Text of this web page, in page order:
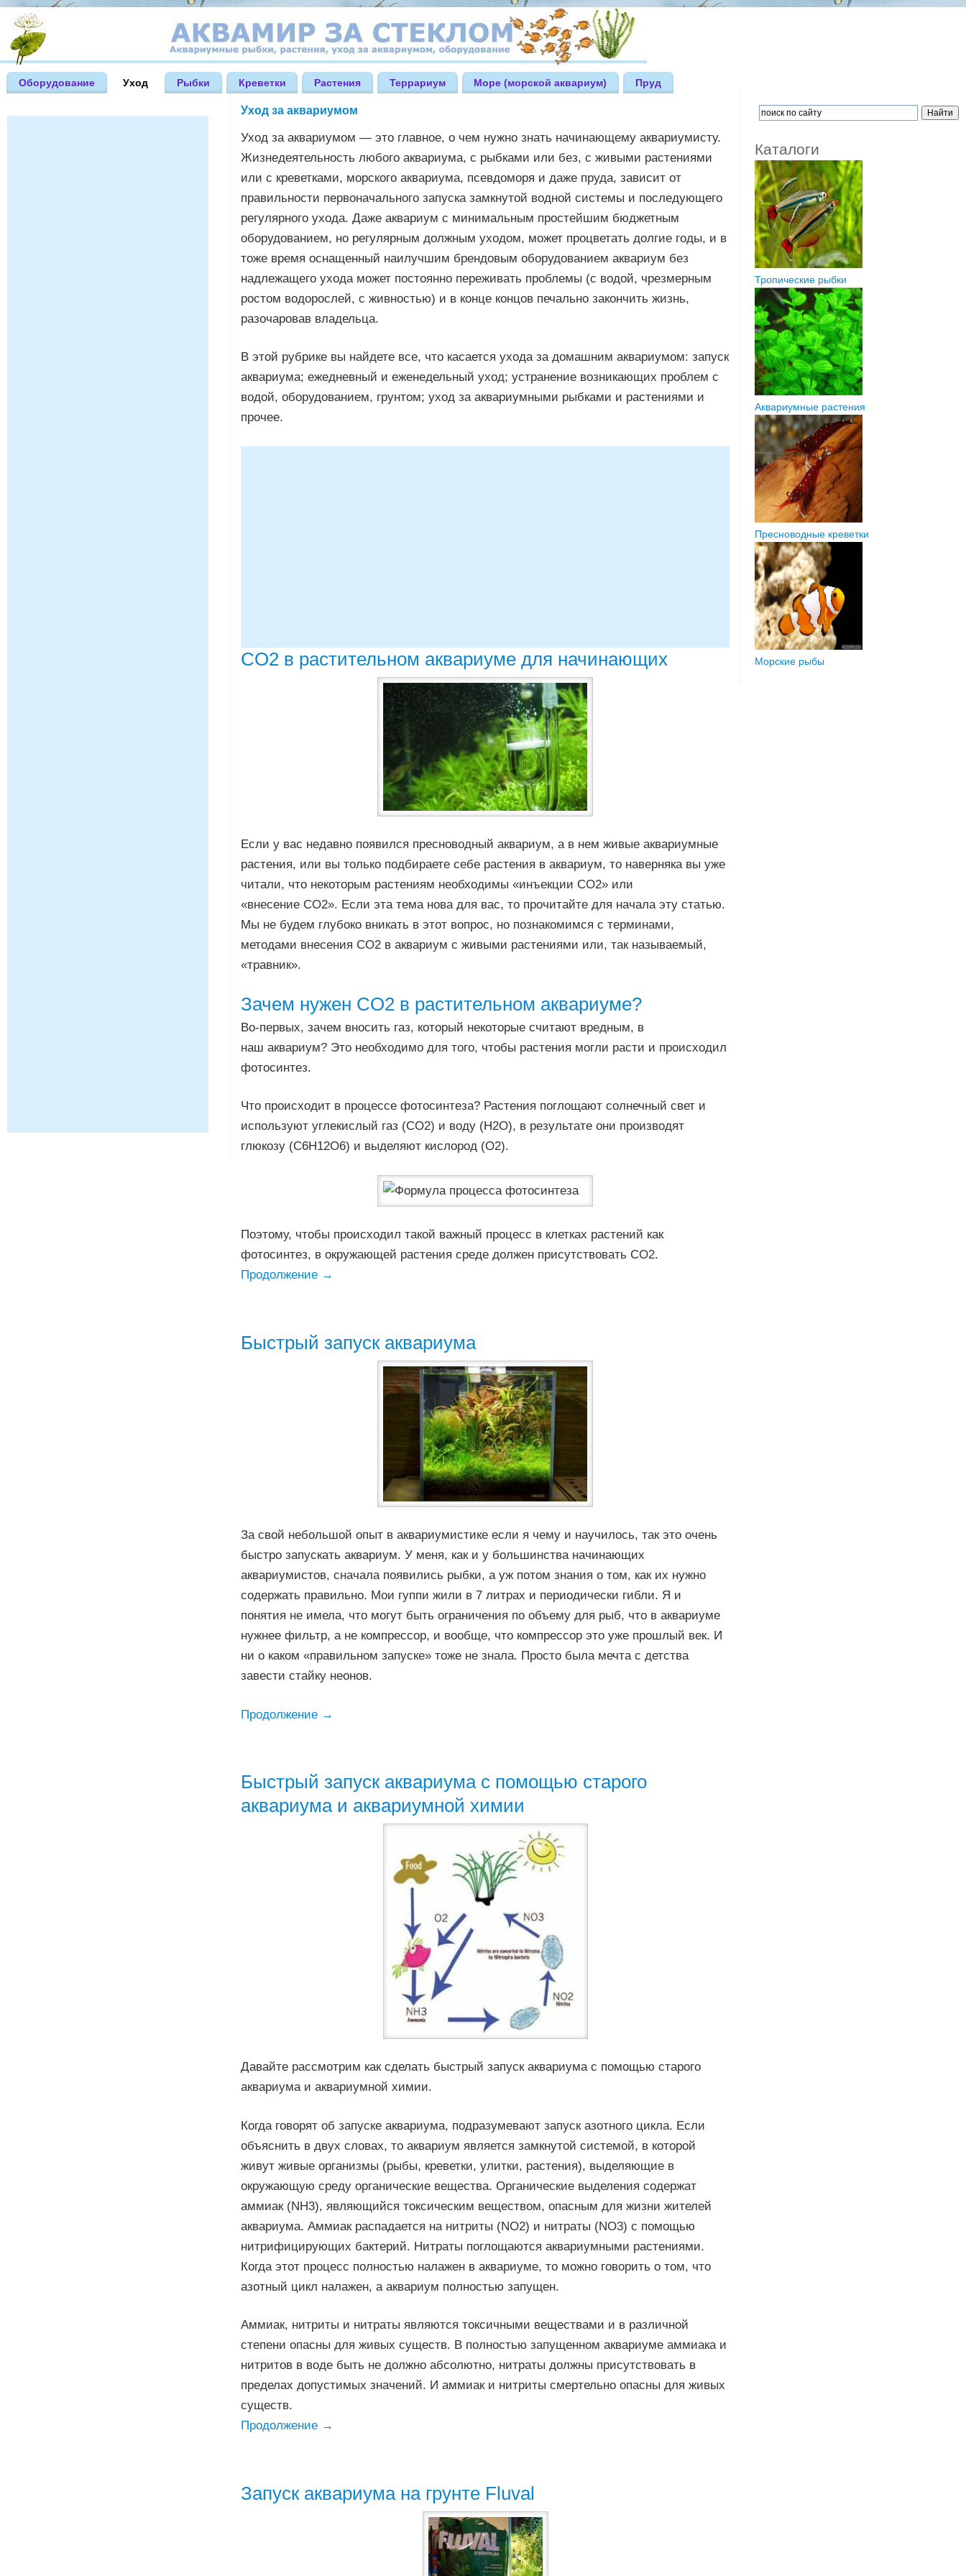
Оборудование Уход Рыбки Креветки Растения Террариум Море (морской аквариум) Пруд
Уход за аквариумом
Уход за аквариумом — это главное, о чем нужно знать начинающему аквариумисту.
Жизнедеятельность любого аквариума, с рыбками или без, с живыми растениями
или с креветками, морского аквариума, псевдоморя и даже пруда, зависит от
правильности первоначального запуска замкнутой водной системы и последующего
регулярного ухода. Даже аквариум с минимальным простейшим бюджетным
оборудованием, но регулярным должным уходом, может процветать долгие годы, и в
тоже время оснащенный наилучшим брендовым оборудованием аквариум без
надлежащего ухода может постоянно переживать проблемы (с водой, чрезмерным
ростом водорослей, с живностью) и в конце концов печально закончить жизнь,
разочаровав владельца.
В этой рубрике вы найдете все, что касается ухода за домашним аквариумом: запуск
аквариума; ежедневный и еженедельный уход; устранение возникающих проблем с
водой, оборудованием, грунтом; уход за аквариумными рыбками и растениями и
прочее.
CO2 в растительном аквариуме для начинающих
Если у вас недавно появился пресноводный аквариум, а в нем живые аквариумные
растения, или вы только подбираете себе растения в аквариум, то наверняка вы уже
читали, что некоторым растениям необходимы «инъекции CO2» или
«внесение CO2». Если эта тема нова для вас, то прочитайте для начала эту статью.
Мы не будем глубоко вникать в этот вопрос, но познакомимся с терминами,
методами внесения CO2 в аквариум с живыми растениями или, так называемый,
«травник».
Зачем нужен CO2 в растительном аквариуме?
Во-первых, зачем вносить газ, который некоторые считают вредным, в
наш аквариум? Это необходимо для того, чтобы растения могли расти и происходил
фотосинтез.
Что происходит в процессе фотосинтеза? Растения поглощают солнечный свет и
используют углекислый газ (CO2) и воду (H2O), в результате они производят
глюкозу (C6H12O6) и выделяют кислород (O2).
Поэтому, чтобы происходил такой важный процесс в клетках растений как
фотосинтез, в окружающей растения среде должен присутствовать СО2.
Продолжение →
Быстрый запуск аквариума
За свой небольшой опыт в аквариумистике если я чему и научилось, так это очень
быстро запускать аквариум. У меня, как и у большинства начинающих
аквариумистов, сначала появились рыбки, а уж потом знания о том, как их нужно
содержать правильно. Мои гуппи жили в 7 литрах и периодически гибли. Я и
понятия не имела, что могут быть ограничения по объему для рыб, что в аквариуме
нужнее фильтр, а не компрессор, и вообще, что компрессор это уже прошлый век. И
ни о каком «правильном запуске» тоже не знала. Просто была мечта с детства
завести стайку неонов.
Продолжение →
Быстрый запуск аквариума с помощью старого
аквариума и аквариумной химии
Давайте рассмотрим как сделать быстрый запуск аквариума с помощью старого
аквариума и аквариумной химии.
Когда говорят об запуске аквариума, подразумевают запуск азотного цикла. Если
объяснить в двух словах, то аквариум является замкнутой системой, в которой
живут живые организмы (рыбы, креветки, улитки, растения), выделяющие в
окружающую среду органические вещества. Органические выделения содержат
аммиак (NH3), являющийся токсическим веществом, опасным для жизни жителей
аквариума. Аммиак распадается на нитриты (NO2) и нитраты (NO3) с помощью
нитрифицирующих бактерий. Нитраты поглощаются аквариумными растениями.
Когда этот процесс полностью налажен в аквариуме, то можно говорить о том, что
азотный цикл налажен, а аквариум полностью запущен.
Аммиак, нитриты и нитраты являются токсичными веществами и в различной
степени опасны для живых существ. В полностью запущенном аквариуме аммиака и
нитритов в воде быть не должно абсолютно, нитраты должны присутствовать в
пределах допустимых значений. И аммиак и нитриты смертельно опасны для живых
существ.
Продолжение →
Запуск аквариума на грунте Fluval
Каталоги
Тропические рыбки
Аквариумные растения
Пресноводные креветки
Морские рыбы